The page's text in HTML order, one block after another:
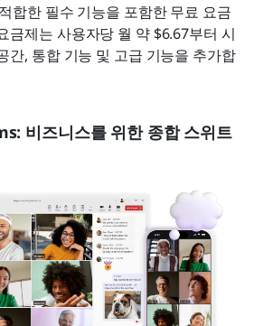
합한 필수 기능을 포함한 무료 요금
금제는 사용자당 월 약 $6.67부터 시
간, 통합 기능 및 고급 기능을 추가합
비즈니스를 위한 종합 스위트